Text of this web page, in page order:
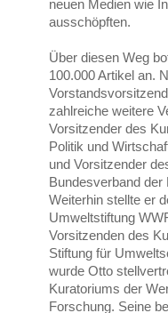
neuen Medien wie
ausschöpften.
Über diesen Weg
100.000 Artikel an.
zahlreiche weitere
Vorsitzender des
Politik und
und Vorsitzender
Bundesverband
Weiterhin stellte er
Umweltstiftung
Vorsitzenden des
Stiftung für
wurde Otto
Kuratoriums der
Forschung. Seine